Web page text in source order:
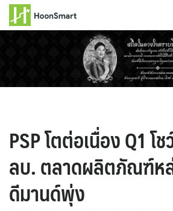
PSP โตต่อเนื่อง Q1 โ
ลบ. ตลาดผลิตภัณฑ์ห
ดีมานด์พุ่ง